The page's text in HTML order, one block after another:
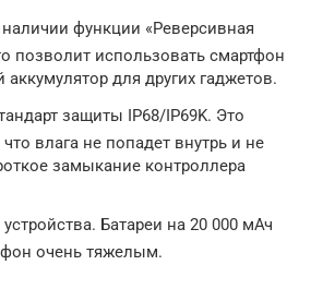
функции «Реверсивная
позволит использовать смартфон
для других гаджетов.
защиты IP68/IP69K. Это
что влага не попадет внутрь и не
замыкание контроллера
Батареи на 20 000 мАч
очень тяжелым.